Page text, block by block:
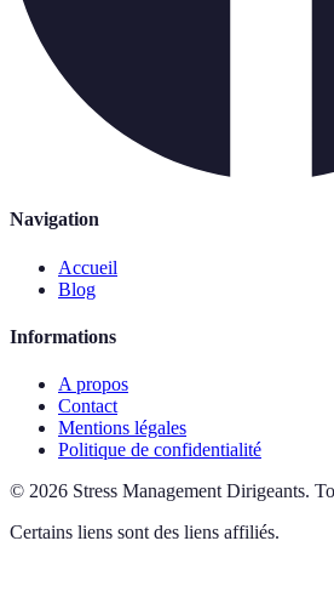
Navigation
Accueil
Blog
Informations
A propos
Contact
Mentions légales
Politique de confidentialité
© 2026 Stress Management Dirigeants.
Certains liens sont des liens affiliés.